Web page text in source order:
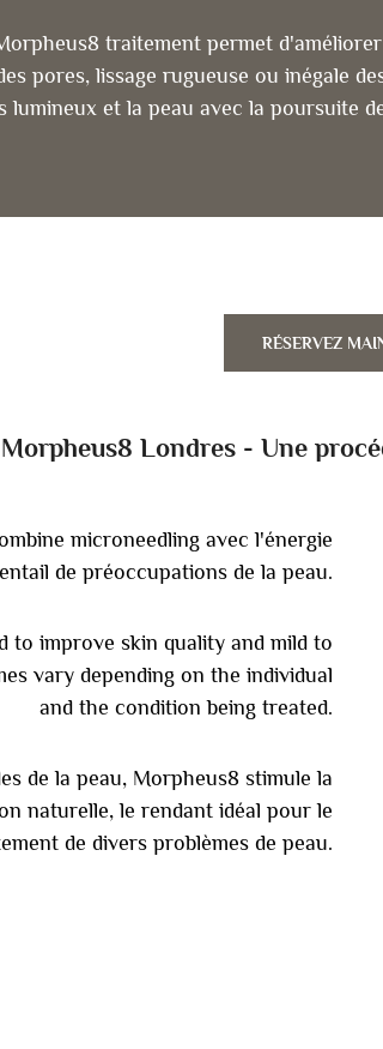
traitement permet
pores, lissage rugueuse ou inégale
et la peau avec la poursuite
RÉSERVEZ
Morpheus8 Londres - Une
microneedling avec l'énergie
de préoccupations de la peau.
to improve skin quality and mild to
vary depending on the individual
and the condition being treated.
de la peau, Morpheus8 stimule la
naturelle, le rendant idéal pour le
de divers problèmes de peau.